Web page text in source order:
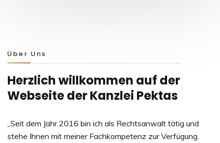
Über Uns
Herzlich willkommen auf der
Webseite der Kanzlei Pektas
„Seit dem Jahr 2016 bin ich als Rechtsanwalt tätig und
stehe Ihnen mit meiner Fachkompetenz zur Verfügung.